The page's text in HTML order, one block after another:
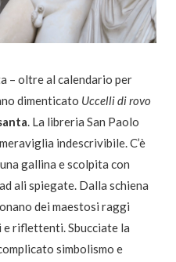
– oltre al calendario per
dimenticato Uccelli di rovo
. La libreria San Paolo
indescrivibile. C’è
gallina e scolpita con
ali spiegate. Dalla schiena
dei maestosi raggi
riflettenti. Sbucciate la
simbolismo e